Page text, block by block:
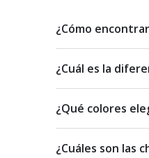
¿Cómo
¿Cuál es la
¿Qué colores
¿Cuáles son las